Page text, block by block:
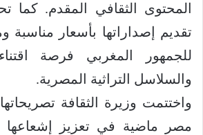
المحتوى الثقافي المقدم. كما
تقديم إصداراتها بأسعار مناسبة
للجمهور المغربي فرصة
والسلاسل التراثية المصرية.
واختتمت وزيرة الثقافة
مصر ماضية في تعزيز إشعاعها